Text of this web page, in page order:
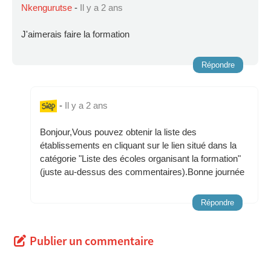
Nkengurutse - Il y a 2 ans
J'aimerais faire la formation
Répondre
- Il y a 2 ans
Bonjour,Vous pouvez obtenir la liste des
établissements en cliquant sur le lien situé dans la
catégorie "Liste des écoles organisant la formation"
(juste au-dessus des commentaires).Bonne journée
Répondre
Publier un commentaire